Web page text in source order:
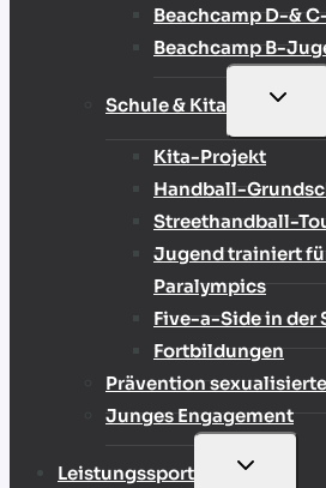
Beachcamp D-&
Beachcamp B-
Schule & Kita
Kita-Projekt
Handball-
Streethandball-
Jugend trainiert
Paralympics
Five-a-Side in der
Fortbildungen
Prävention
Junges Engagement
Leistungssport
UNTERMENÜ